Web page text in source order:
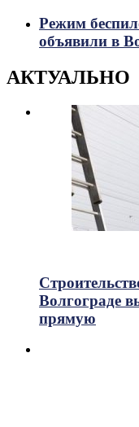
Режим
объявили в
АКТУАЛЬНО
Волгограде
прямую